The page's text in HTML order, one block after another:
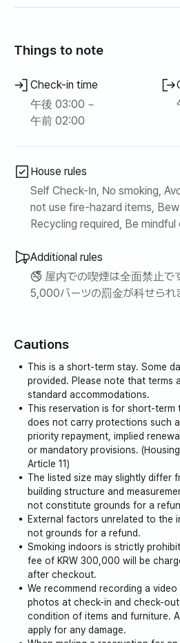
人の間で最も人気のある宿泊施設
ニアムはニマンヘミンの中心部に
名なレストランやスタイリッシュ
ります。
ンドミニアム内に入ることができ
親切なので、一人旅のお客様でも
に滞在できます。
✓美しいプール：コンドミニアム
ニアム内の無料アメニティである
い。
- 客室内のキッチンとランドリー設
Things to note
Check-in time
午後 03:00 ~
午前 02:00
House rules
Self Check-In, No smoking,
not use fire-hazard items,
Recycling required, Be
Additional rules
🚭 屋内での喫煙は全面禁止で
5,000バーツの罰金が科せられ
れています。この金額を超えた
にメーターの実際の点検結果
生する場合があります。
Cautions
This is a short-term stay. Some
provided. Please note that terms
standard accommodations.
This reservation is for short-term
does not carry protections such
priority repayment, implied
or mandatory provisions.
Article 11)
The listed size may slightly differ
building structure and
not constitute grounds for a
External factors unrelated to the
not grounds for a refund.
Smoking indoors is strictly
fee of KRW 300,000 will be
after checkout.
We recommend recording a
photos at check-in and check-
condition of items and furniture.
apply for any damage.